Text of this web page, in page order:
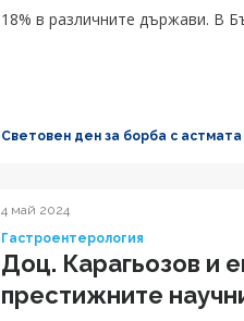
18% в различните държави. В
Световен ден за борба с астмата
4 май 2024
Гастроентерология
Доц. Карагьозов и
престижните